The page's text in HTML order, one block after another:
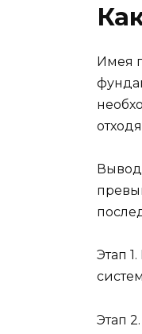
Имея
Этап
Этап